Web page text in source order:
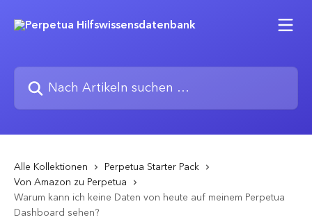
Nach Artikeln suchen …
Alle Kollektionen
Perpetua Starter Pack
Von Amazon zu Perpetua
Warum kann ich keine Daten von heute auf meinem Perpetua
Dashboard sehen?